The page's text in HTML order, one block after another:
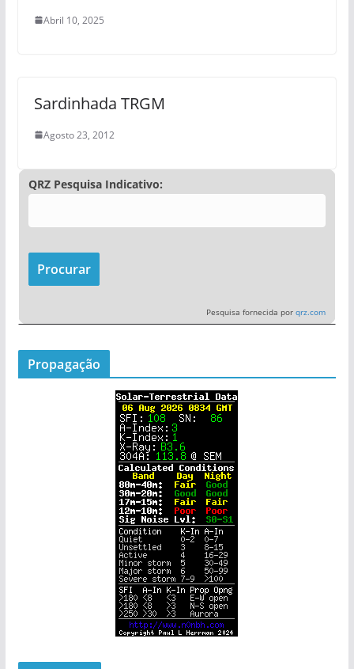
Abril 10, 2025
Sardinhada TRGM
Agosto 23, 2012
QRZ Pesquisa Indicativo:
Pesquisa fornecida por qrz.com
Propagação